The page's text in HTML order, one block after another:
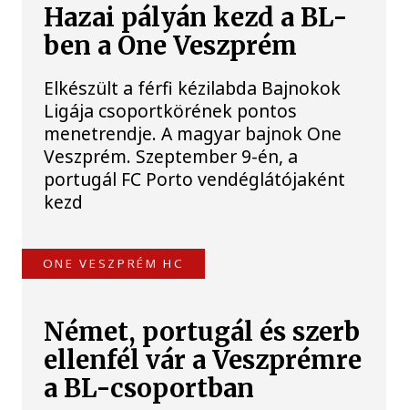
Hazai pályán kezd a BL-
ben a One Veszprém
Elkészült a férfi kézilabda Bajnokok
Ligája csoportkörének pontos
menetrendje. A magyar bajnok One
Veszprém. Szeptember 9-én, a
portugál FC Porto vendéglátójaként
kezd
ONE VESZPRÉM HC
Német, portugál és szerb
ellenfél vár a Veszprémre
a BL-csoportban